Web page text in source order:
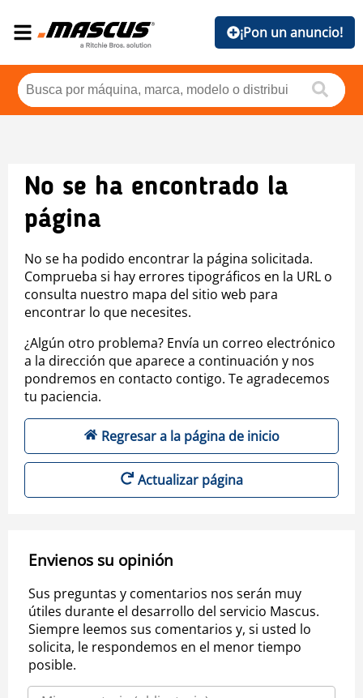
¡Pon un anuncio!
No se ha encontrado la
página
No se ha podido encontrar la página solicitada.
Comprueba si hay errores tipográficos en la URL o
consulta nuestro mapa del sitio web para
encontrar lo que necesites.
¿Algún otro problema? Envía un correo electrónico
a la dirección que aparece a continuación y nos
pondremos en contacto contigo. Te agradecemos
tu paciencia.
Regresar a la página de inicio
Actualizar página
Envienos su opinión
Sus preguntas y comentarios nos serán muy
útiles durante el desarrollo del servicio Mascus.
Siempre leemos sus comentarios y, si usted lo
solicita, le respondemos en el menor tiempo
posible.